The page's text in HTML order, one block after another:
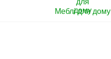
Меблі для дому